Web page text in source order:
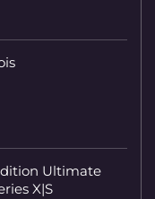
Ultimate
X|S